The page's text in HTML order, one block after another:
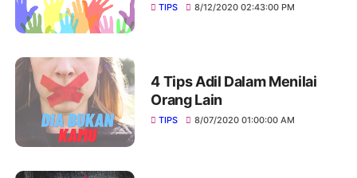
TIPS 8/12/2020 02:43:00 PM
4 Tips Adil Dalam Menilai
Orang Lain
TIPS 8/07/2020 01:00:00 AM